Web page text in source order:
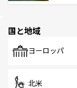
で、ホ
国と地域
ヨーロッパ
北米